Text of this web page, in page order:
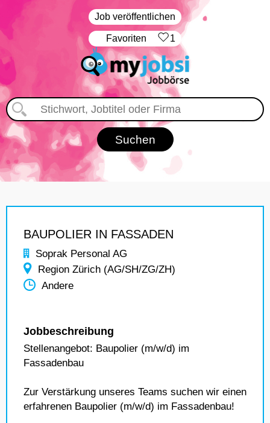
Job veröffentlichen
‏Favoriten 1
BAUPOLIER IN FASSADEN
Soprak Personal AG
Region Zürich (AG/SH/ZG/ZH)
Andere
Jobbeschreibung
Stellenangebot: Baupolier (m/w/d) im
Fassadenbau
Zur Verstärkung unseres Teams suchen wir einen
erfahrenen Baupolier (m/w/d) im Fassadenbau!